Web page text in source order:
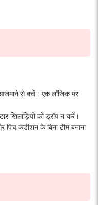
से बचें। एक लॉजिक पर
खिलाड़ियों को ड्रॉप न करें।
पिच कंडीशन के बिना टीम बनाना